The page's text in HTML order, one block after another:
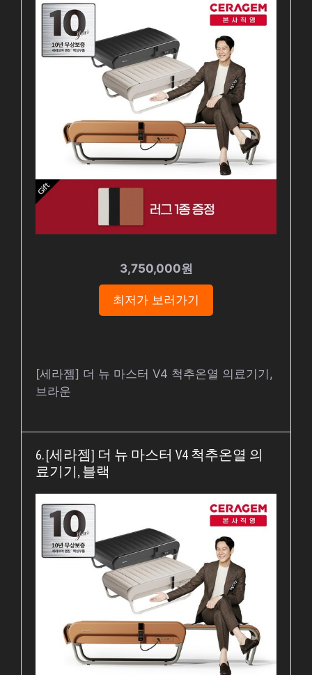
3,750,000원
최저가 보러가기
[세라젬] 더 뉴 마스터 V4 척추온열 의료기기,
브라운
6. [세라젬] 더 뉴 마스터 V4 척추온열 의
료기기, 블랙